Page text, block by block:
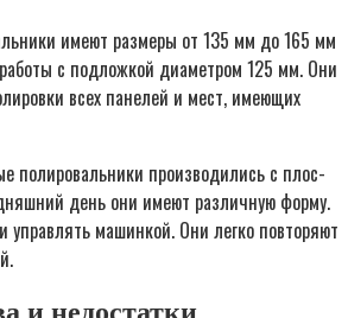
име­ют раз­ме­ры от 135 мм до 165 мм
с под­лож­кой диа­мет­ром 125 мм. Они
всех пане­лей и мест, име­ю­щих
поли­ро­валь­ни­ки про­из­во­ди­лись с плос­
день они име­ют раз­лич­ную фор­му.
управ­лять машин­кой. Они лег­ко повто­ря­ют